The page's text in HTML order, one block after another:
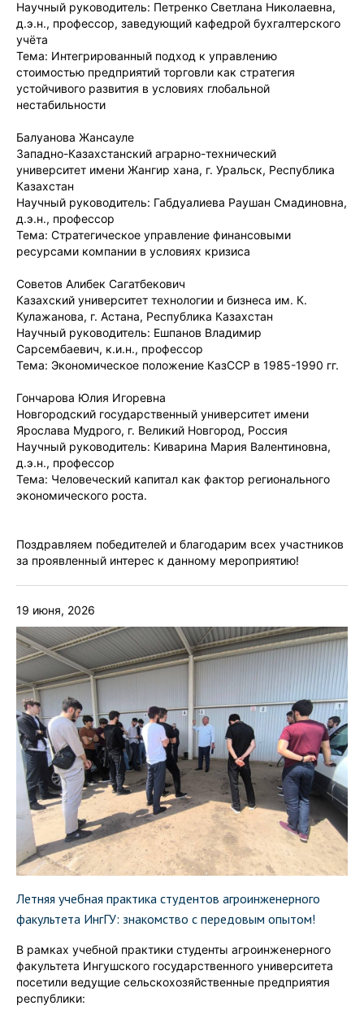
Научный руководитель: Петренко Светлана Николаевна,
д.э.н., профессор, заведующий кафедрой бухгалтерского
учёта
Тема: Интегрированный подход к управлению
стоимостью предприятий торговли как стратегия
устойчивого развития в условиях глобальной
нестабильности
Балуанова Жансауле
Западно-Казахстанский аграрно-технический
университет имени Жангир хана, г. Уральск, Республика
Казахстан
Научный руководитель: Габдуалиева Раушан Смадиновна,
д.э.н., профессор
Тема: Стратегическое управление финансовыми
ресурсами компании в условиях кризиса
Советов Алибек Сагатбекович
Казахский университет технологии и бизнеса им. К.
Кулажанова, г. Астана, Республика Казахстан
Научный руководитель: Ешпанов Владимир
Сарсембаевич, к.и.н., профессор
Тема: Экономическое положение КазССР в 1985-1990 гг.
Гончарова Юлия Игоревна
Новгородский государственный университет имени
Ярослава Мудрого, г. Великий Новгород, Россия
Научный руководитель: Киварина Мария Валентиновна,
д.э.н., профессор
Тема: Человеческий капитал как фактор регионального
экономического роста.
Поздравляем победителей и благодарим всех участников
за проявленный интерес к данному мероприятию!
19 июня, 2026
Летняя учебная практика студентов агроинженерного
факультета ИнгГУ: знакомство с передовым опытом!
В рамках учебной практики студенты агроинженерного
факультета Ингушского государственного университета
посетили ведущие сельскохозяйственные предприятия
республики: